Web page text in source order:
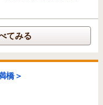
てみる
橋＞